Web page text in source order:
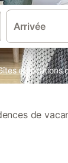
Arrivée
et locations
de